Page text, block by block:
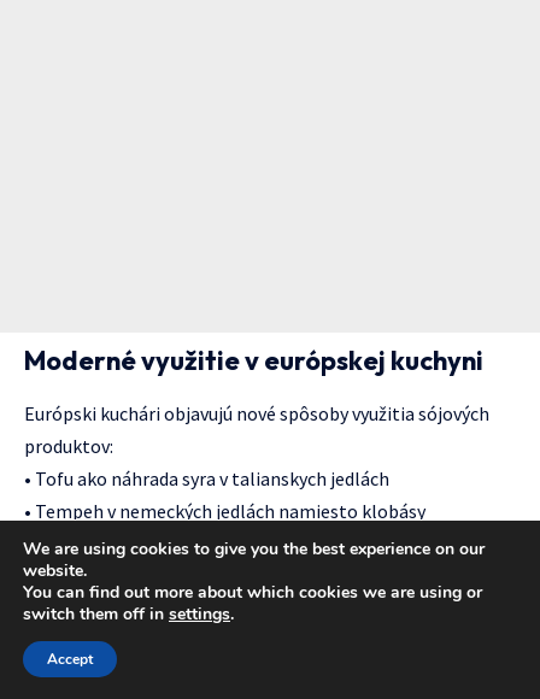
Moderné využitie v európskej kuchyni
Európski kuchári objavujú nové spôsoby využitia sójových
produktov:
• Tofu ako náhrada syra v talianskych jedlách
• Tempeh v nemeckých jedlách namiesto klobásy
• Sójové mlieko vo francúzskych dezertoch
• Miso pasta v škandinávskych marinádach
Aké sú hlavné zdravotné benefity konzumácie sóje?
Sója poskytuje kompletné bielkoviny so všetkými
We are using cookies to give you the best experience on our
website.
You can find out more about which cookies we are using or
switch them off in settings.
Accept